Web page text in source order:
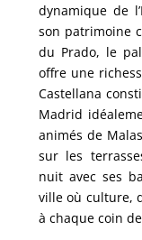
dynamique de
son patrimoine
du Prado, le
offre une
Castellana
Madrid
animés de
sur les
nuit avec ses
ville où culture,
à chaque coin